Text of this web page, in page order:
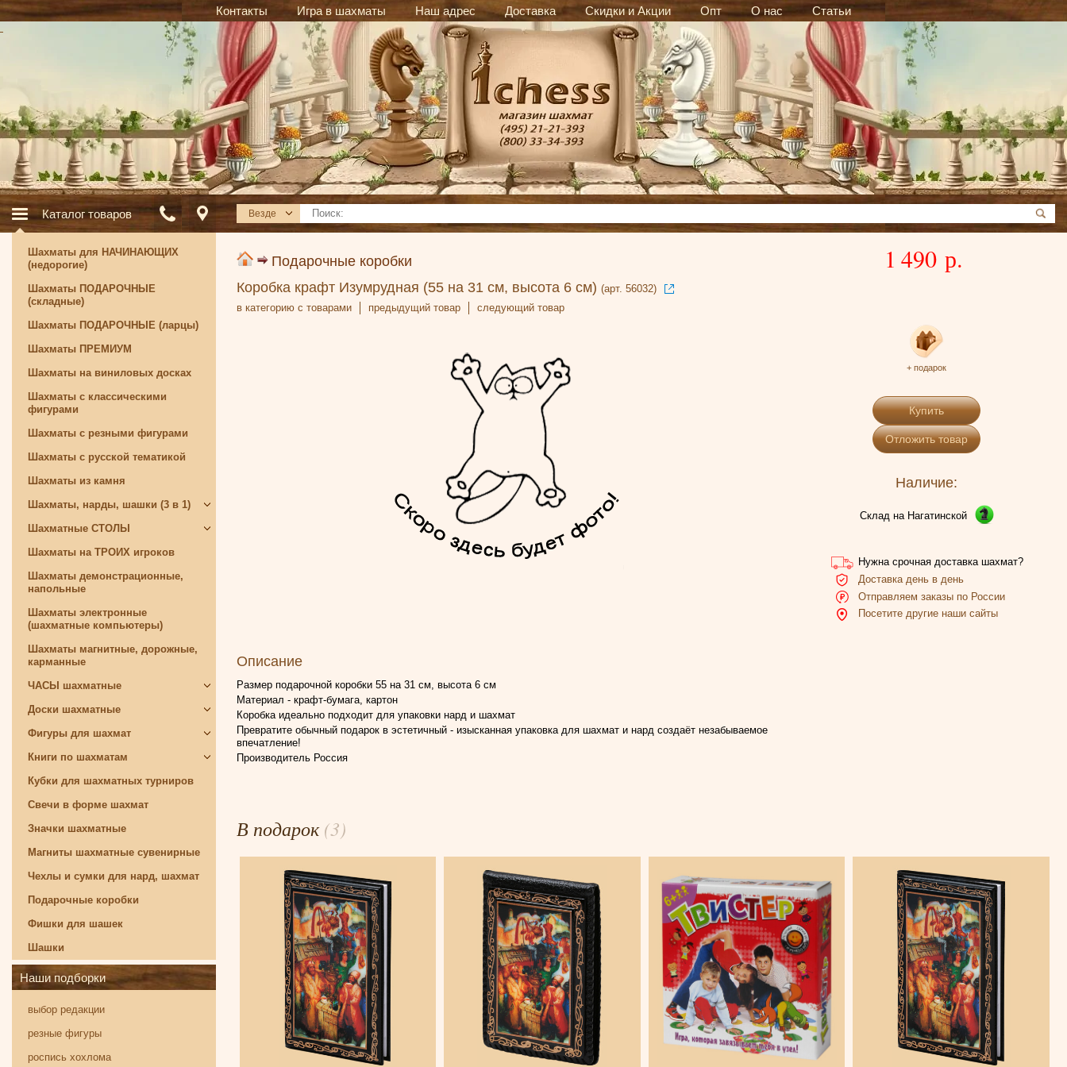
Контакты Игра в шахматы Наш адрес Доставка Скидки и Акции Опт О нас Статьи
Каталог товаров Везде
Подарочные коробки
Коробка крафт Изумрудная (55 на 31 см, высота 6 см) (арт. 56032)
в категорию с товарами
предыдущий товар следующий товар
1 490 р.
+ подарок
Купить
Отложить товар
Наличие:
Склад на Нагатинской
Нужна срочная доставка шахмат?
Доставка день в день
Отправляем заказы по России
Посетите другие наши сайты
Описание
Размер подарочной коробки 55 на 31 см, высота 6 см
Материал - крафт-бумага, картон
Коробка идеально подходит для упаковки нард и шахмат
Превратите обычный подарок в эстетичный - изысканная упаковка для шахмат и нард создаёт незабываемое
впечатление!
Производитель Россия
В подарок(3)
Шахматы для НАЧИНАЮЩИХ
(недорогие)
Шахматы ПОДАРОЧНЫЕ
(складные)
Шахматы ПОДАРОЧНЫЕ (ларцы)
Шахматы ПРЕМИУМ
Шахматы на виниловых досках
Шахматы с классическими
фигурами
Шахматы с резными фигурами
Шахматы с русской тематикой
Шахматы из камня
Шахматы, нарды, шашки (3 в 1)
Шахматные СТОЛЫ
Шахматы на ТРОИХ игроков
Шахматы демонстрационные,
напольные
Шахматы электронные
(шахматные компьютеры)
Шахматы магнитные, дорожные,
карманные
ЧАСЫ шахматные
Доски шахматные
Фигуры для шахмат
Книги по шахматам
Кубки для шахматных турниров
Свечи в форме шахмат
Значки шахматные
Магниты шахматные сувенирные
Чехлы и сумки для нард, шахмат
Подарочные коробки
Фишки для шашек
Шашки
Наши подборки
выбор редакции
резные фигуры
роспись хохлома